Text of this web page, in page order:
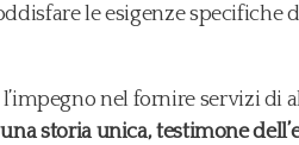
le esigenze specifiche
nel fornire servizi di
storia unica, testimone